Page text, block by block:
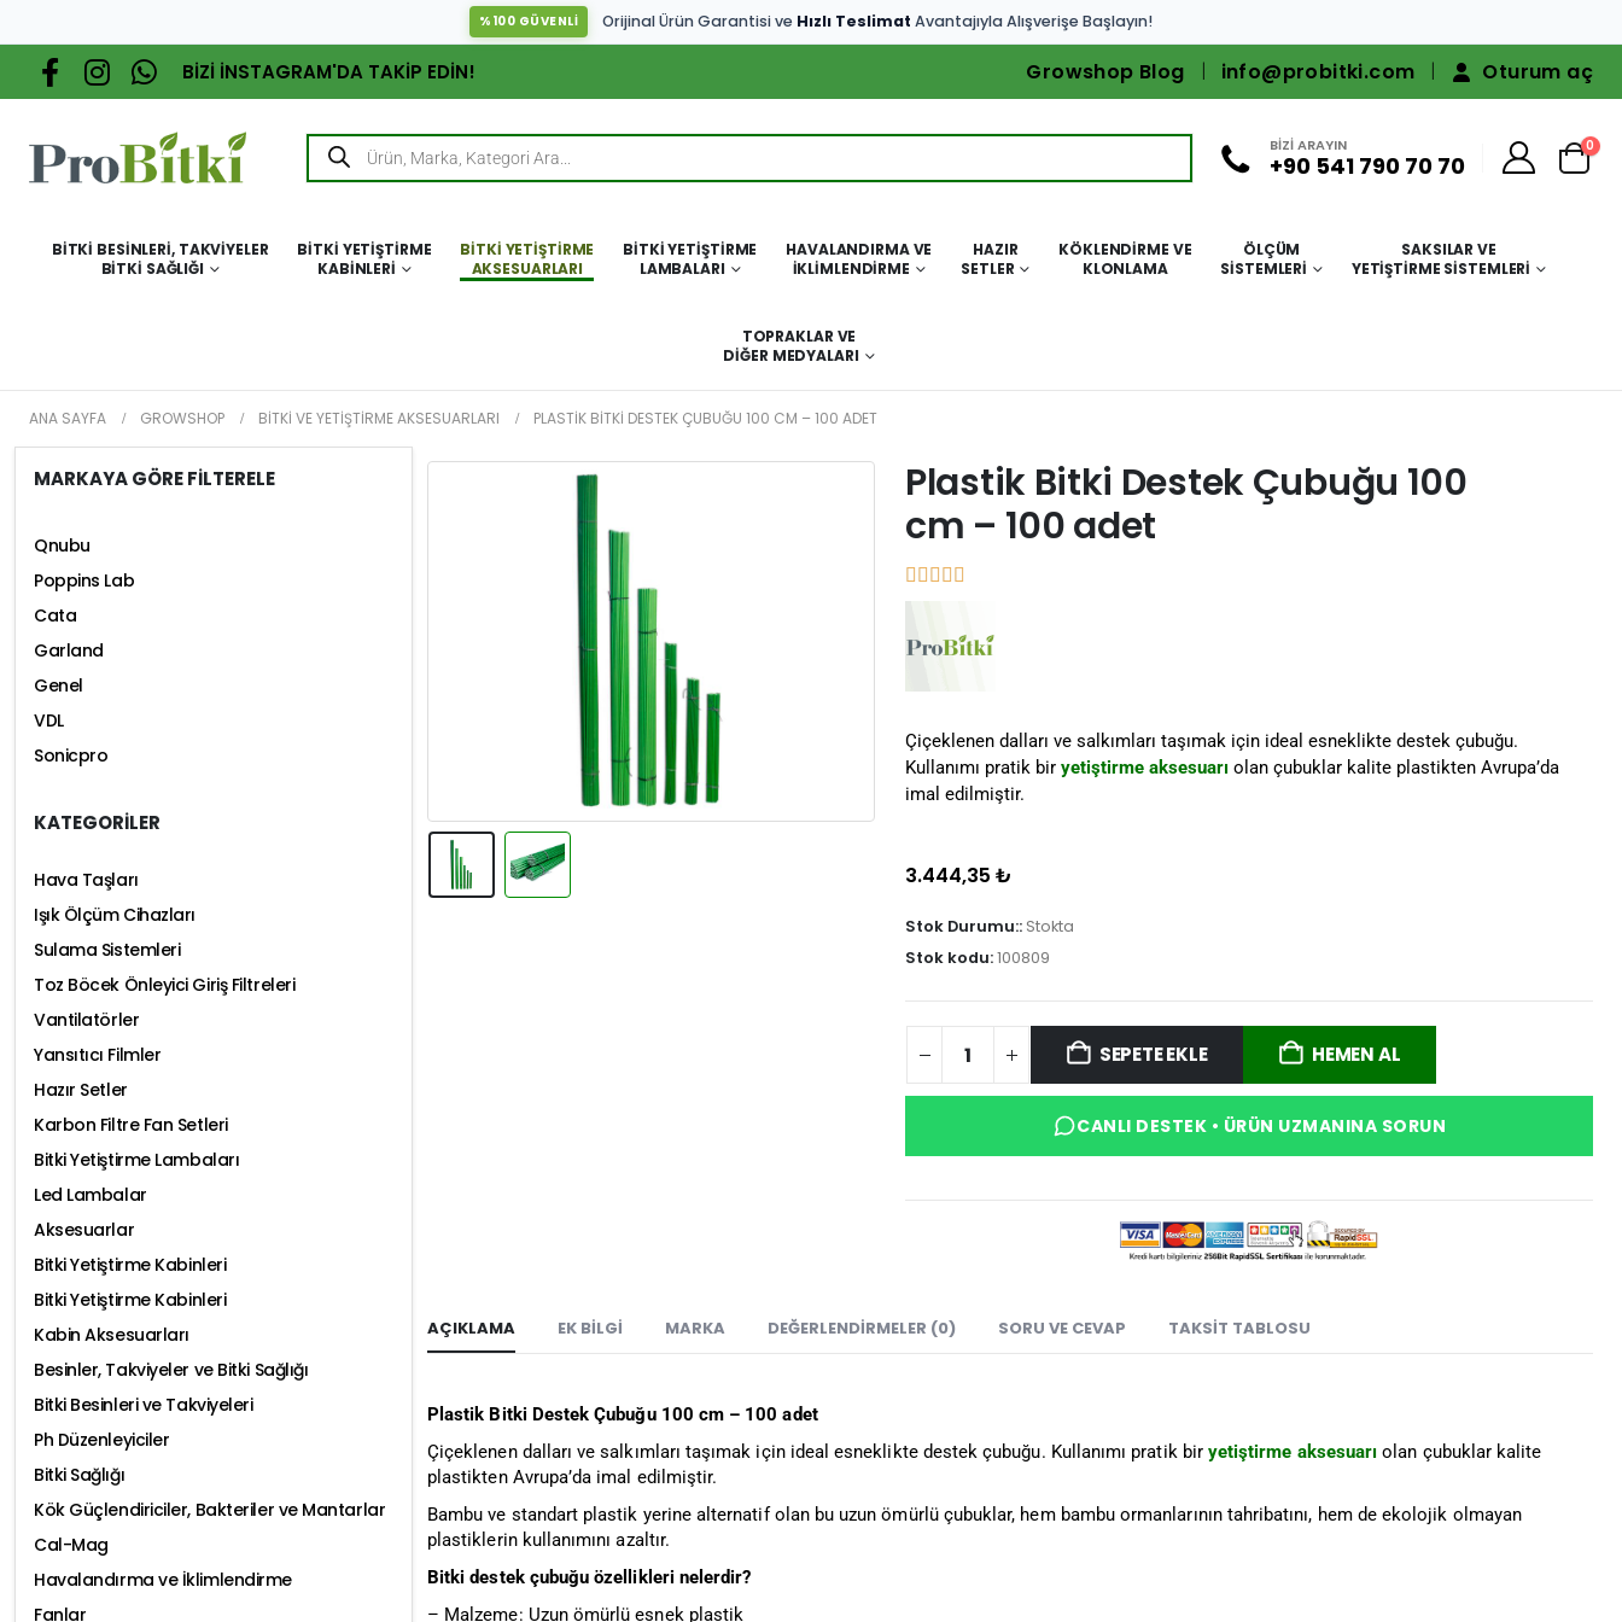
%100 GÜVENLİ Orijinal Ürün Garantisi ve Hızlı Teslimat Avantajıyla Alışverişe Başlayın!
BİZİ İNSTAGRAM'DA TAKİP EDİN! Growshop Blog info@probitki.com Oturum aç
BİZİ ARAYIN
+90 541 790 70 70
0
BITKI BESINLERI, TAKVIYELER
BITKI SAĞLIĞI
BITKI YETIŞTIRME
KABINLERI
BITKI YETIŞTIRME
AKSESUARLARI
BITKI YETIŞTIRME
LAMBALARI
HAVALANDIRMA VE
İKLIMLENDIRME
HAZIR
SETLER
KÖKLENDIRME VE
KLONLAMA
ÖLÇÜM
SISTEMLERI
SAKSILAR VE
YETIŞTIRME SISTEMLERI
TOPRAKLAR VE
DIĞER MEDYALARI
ANA SAYFA GROWSHOP BITKI VE YETIŞTIRME AKSESUARLARI PLASTIK BITKI DESTEK ÇUBUĞU 100 CM – 100 ADET
Plastik Bitki Destek Çubuğu 100
cm – 100 adet
Çiçeklenen dalları ve salkımları taşımak için ideal esneklikte destek çubuğu.
Kullanımı pratik bir yetiştirme aksesuarı olan çubuklar kalite plastikten Avrupa’da
imal edilmiştir.
3.444,35 ₺
Stok Durumu:: Stokta
Stok kodu:100809
SEPETE EKLE HEMEN AL
CANLI DESTEK • ÜRÜN UZMANINA SORUN
AÇIKLAMA EK BILGI MARKA DEĞERLENDIRMELER (0) SORU VE CEVAP TAKSIT TABLOSU
Plastik Bitki Destek Çubuğu 100 cm – 100 adet
Çiçeklenen dalları ve salkımları taşımak için ideal esneklikte destek çubuğu. Kullanımı pratik bir yetiştirme aksesuarı olan çubuklar kalite
plastikten Avrupa’da imal edilmiştir.
Bambu ve standart plastik yerine alternatif olan bu uzun ömürlü çubuklar, hem bambu ormanlarının tahribatını, hem de ekolojik olmayan
plastiklerin kullanımını azaltır.
Bitki destek çubuğu özellikleri nelerdir?
– Malzeme: Uzun ömürlü esnek plastik
MARKAYA GÖRE FİLTERELE
Qnubu
Poppins Lab
Cata
Garland
Genel
VDL
Sonicpro
KATEGORİLER
Hava Taşları
Işık Ölçüm Cihazları
Sulama Sistemleri
Toz Böcek Önleyici Giriş Filtreleri
Vantilatörler
Yansıtıcı Filmler
Hazır Setler
Karbon Filtre Fan Setleri
Bitki Yetiştirme Lambaları
Led Lambalar
Aksesuarlar
Bitki Yetiştirme Kabinleri
Bitki Yetiştirme Kabinleri
Kabin Aksesuarları
Besinler, Takviyeler ve Bitki Sağlığı
Bitki Besinleri ve Takviyeleri
Ph Düzenleyiciler
Bitki Sağlığı
Kök Güçlendiriciler, Bakteriler ve Mantarlar
Cal-Mag
Havalandırma ve İklimlendirme
Fanlar